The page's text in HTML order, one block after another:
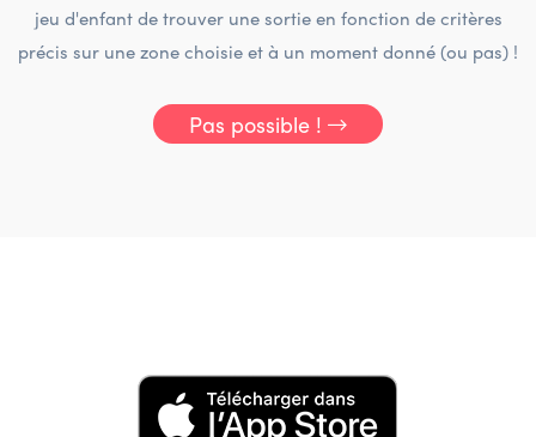
jeu d'enfant de trouver une sortie en fonction de critères
précis sur une zone choisie et à un moment donné (ou pas) !
Pas possible !